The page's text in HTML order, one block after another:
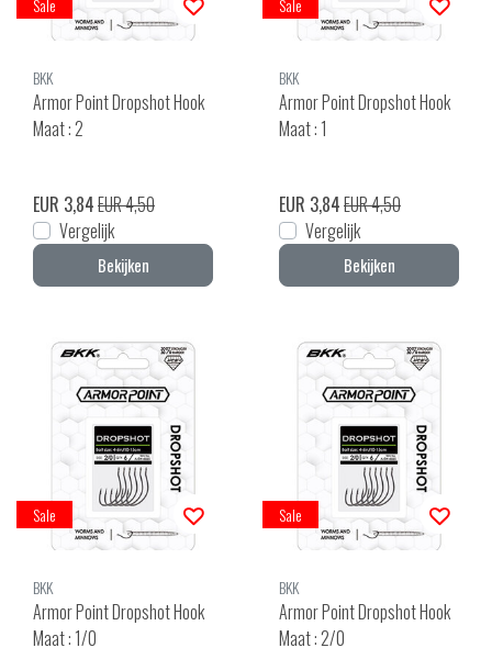
BKK
Armor Point Dropshot Hook
Maat : 2
EUR 3,84EUR 4,50
Vergelijk
Bekijken
BKK
Armor Point Dropshot Hook
Maat : 1
EUR 3,84EUR 4,50
Vergelijk
Bekijken
Sale
BKK
Armor Point Dropshot Hook
Maat : 1/0
Sale
BKK
Armor Point Dropshot Hook
Maat : 2/0